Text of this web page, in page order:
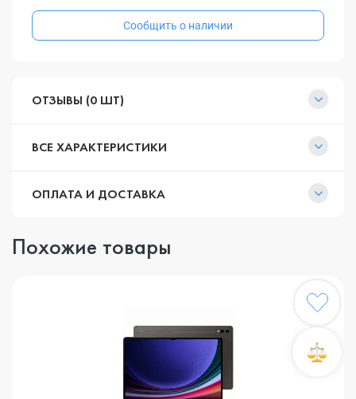
Сообщить о наличии
ОТЗЫВЫ (0 ШТ)
ВСЕ ХАРАКТЕРИСТИКИ
ОПЛАТА И ДОСТАВКА
Похожие товары